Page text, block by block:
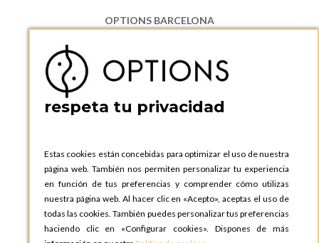
OPTIONS BARCELONA
08130 Santa Perpetua de Moguda, Barcelona
ESPAñA
Teléfono:
+34 935 724 041
OPTIONS BARCELONA SHOWROOM
ESPAñA
Teléfono:+34 935 724 041
OPTIONS MADRID
C. Lucio Emilio Cándido, 6,
28803 Alcalá de Henares, Madrid
respeta tu privacidad
Estas cookies están concebidas para optimizar el uso de nuestra
página web. También nos permiten personalizar tu experiencia
en función de tus preferencias y comprender cómo utilizas
nuestra página web. Al hacer clic en «Acepto», aceptas el uso de
todas las cookies. También puedes personalizar tus preferencias
haciendo clic en «Configurar cookies». Dispones de más